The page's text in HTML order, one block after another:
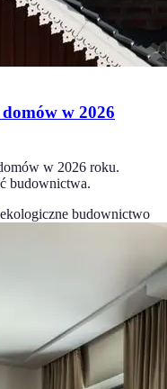
w 2026
w 2026 roku.
budownictwa.
ekologiczne budownictwo